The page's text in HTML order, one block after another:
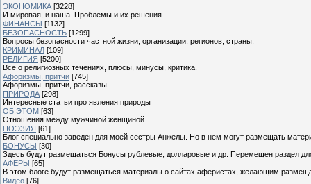
ЭКОНОМИКА [3228]
И мировая, и наша. Проблемы и их решения.
ФИНАНСЫ [1132]
БЕЗОПАСНОСТЬ [1299]
Вопросы безопасности частной жизни, организации, регионов, страны.
КРИМИНАЛ [109]
РЕЛИГИЯ [5200]
Все о религиозных течениях, плюсы, минусы, критика.
Афоризмы, притчи [745]
Афоризмы, притчи, рассказы
ПРИРОДА [298]
Интересные статьи про явления природы
ОБ ЭТОМ [63]
Отношения между мужчиной женщиной
ПОЭЗИЯ [61]
Блог специально заведен для моей сестры Анжелы. Но в нем могут размещать
БОНУСЫ [30]
Здесь будут размещаться Бонусы рублевые, долларовые и др. Перемещен раздел
АФЕРЫ [65]
В этом блоге будут размещаться материалы о сайтах аферистах, желающим
Видео [76]